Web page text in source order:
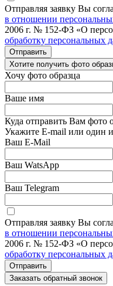
Отправляя заявку Вы
в отношении
2006 г. № 152-ФЗ «О
обработку персональных
Отправить
Хотите получить фото
Хочу фото образца
Ваше имя
Куда отправить Вам фото
Укажите E-mail или один
Ваш E-Mail
Ваш WatsApp
Ваш Telegram
Отправляя заявку Вы
в отношении
2006 г. № 152-ФЗ «О
обработку персональных
Отправить
Заказать обратный звонок